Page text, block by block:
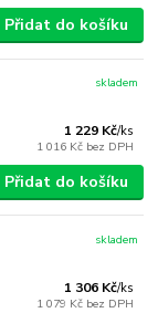
Přidat do košíku
1 229 Kč/ks
1 016 Kč bez DPH
skladem
Přidat do košíku
1 306 Kč/ks
1 079 Kč bez DPH
skladem